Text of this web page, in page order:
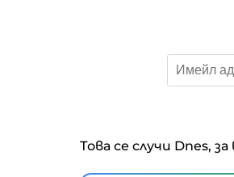
Това се случи Dnes,